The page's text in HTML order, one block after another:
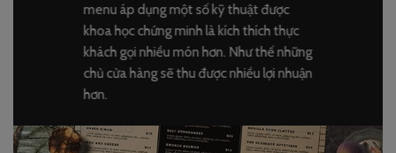
menu áp dụng một số kỹ thuật được
khoa học chứng minh là kích thích thực
khách gọi nhiều món hơn. Như thế những
chủ cửa hàng sẽ thu được nhiều lợi nhuận
hơn.